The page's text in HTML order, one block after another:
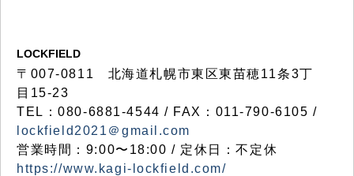
LOCKFIELD
〒007-0811 北海道札幌市東区東苗穂11条3丁
目15-23
TEL：080-6881-4544 / FAX：011-790-6105 /
lockfield2021＠gmail.com
営業時間：9:00〜18:00 / 定休日：不定休
https://www.kagi-lockfield.com/